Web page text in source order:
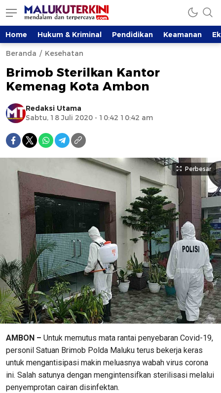
Home Hukum & Kriminal Pendidikan Keamanan
Beranda Kesehatan
Brimob Sterilkan Kantor
Kemenag Kota Ambon
Redaksi Utama
Sabtu, 18 Juli 2020 - 10:42 10:42 am
Perbesar
AMBON – Untuk memutus mata rantai penyebaran Covid-19,
personil Satuan Brimob Polda Maluku terus bekerja keras
untuk mengantisipasi makin meluasnya wabah virus corona
ini. Salah satunya dengan mengintensifkan sterilisasi melalui
penyemprotan cairan disinfektan.